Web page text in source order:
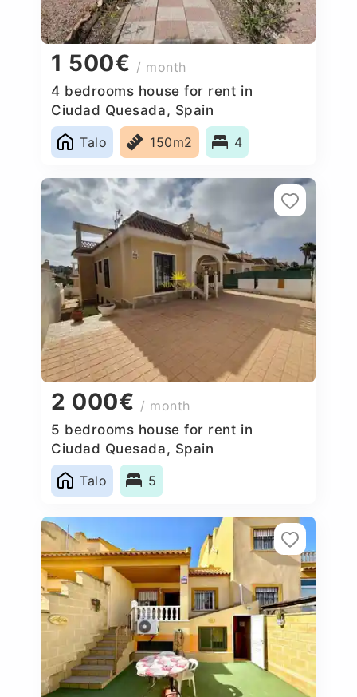
1 500€ / month
4 bedrooms house for rent in
Ciudad Quesada, Spain
Talo
150m2 4
2 000€ / month
5 bedrooms house for rent in
Ciudad Quesada, Spain
Talo
5